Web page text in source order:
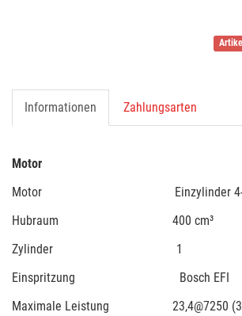
Informationen Zahlungsarten
Motor
Motor Einzylinder 4-Takt
Hubraum 400 cm³
Zylinder 1
Einspritzung Bosch EFI
Maximale Leistung 23,4@7250